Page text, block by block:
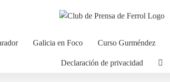
Galicia en Foco Curso Gurméndez
Declaración de privacidad